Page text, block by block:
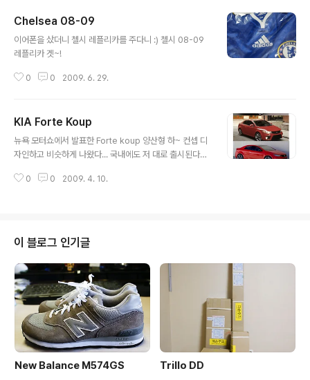
Chelsea 08-09
이어폰을 샀더니 첼시 레플리카를 주다니 :) 첼시 08-09
레플리카 겟~!
0 0 2009. 6. 29.
KIA Forte Koup
뉴욕 모터쇼에서 발표한 Forte koup 양산형 하~ 컨셉 디
자인하고 비슷하게 나왔다... 국내에도 저 대로 출시된다면,
0 0 2009. 4. 10.
이 블로그 인기글
New Balance M574GS Trillo DD